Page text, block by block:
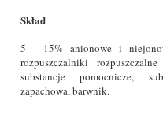
Skład
5 - 15% anionowe i
rozpuszczalniki
substancje pomocnicze,
zapachowa, barwnik.